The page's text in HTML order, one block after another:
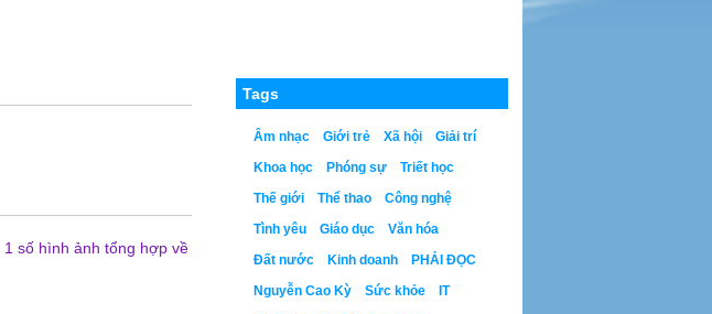
1 số hình ảnh tổng hợp về
Tags
Âm nhạc Giới trẻ Xã hội Giải trí
Khoa học Phóng sự Triết học
Thế giới Thể thao Công nghệ
Tình yêu Giáo dục Văn hóa
Đất nước Kinh doanh PHẢI ĐỌC
Nguyễn Cao Kỳ Sức khỏe IT